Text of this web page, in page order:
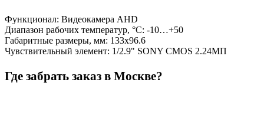
Функционал: Видеокамера AHD
Диапазон рабочих температур, °С: -10…+50
Габаритные размеры, мм: 133х96.6
Чувствительный элемент: 1/2.9" SONY CMOS 2.24МП
Где забрать заказ в Москве?